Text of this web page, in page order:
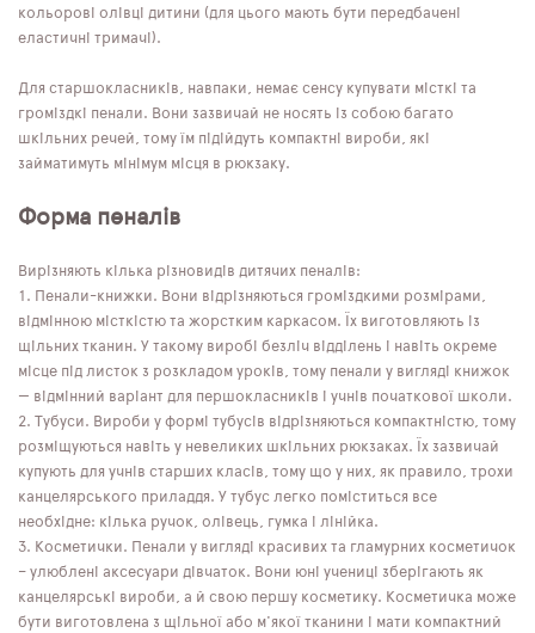
кольорові олівці дитини (для цього мають бути передбачені
еластичні тримачі).
Для старшокласників, навпаки, немає сенсу купувати місткі та
громіздкі пенали. Вони зазвичай не носять із собою багато
шкільних речей, тому їм підійдуть компактні вироби, які
займатимуть мінімум місця в рюкзаку.
Форма пеналів
Вирізняють кілька різновидів дитячих пеналів:
Пенали-книжки. Вони відрізняються громіздкими розмірами,
відмінною місткістю та жорстким каркасом. Їх виготовляють із
щільних тканин. У такому виробі безліч відділень і навіть окреме
місце під листок з розкладом уроків, тому пенали у вигляді книжок
— відмінний варіант для першокласників і учнів початкової школи.
Тубуси. Вироби у формі тубусів відрізняються компактністю, тому
розміщуються навіть у невеликих шкільних рюкзаках. Їх зазвичай
купують для учнів старших класів, тому що у них, як правило, трохи
канцелярського приладдя. У тубус легко поміститься все
необхідне: кілька ручок, олівець, гумка і лінійка.
Косметички. Пенали у вигляді красивих та гламурних косметичок
– улюблені аксесуари дівчаток. Вони юні учениці зберігають як
канцелярські вироби, а й свою першу косметику. Косметичка може
бути виготовлена ​​з щільної або м'якої тканини і мати компактний